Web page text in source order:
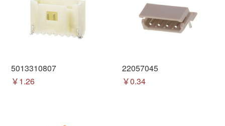
5013310807
￥1.26
22057045
￥0.34